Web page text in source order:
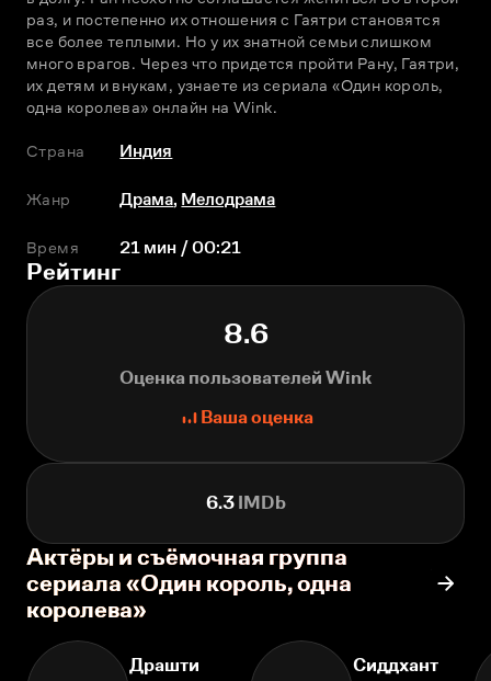
раз, и постепенно их отношения с Гаятри становятся
все более теплыми. Но у их знатной семьи слишком
много врагов. Через что придется пройти Рану, Гаятри,
их детям и внукам, узнаете из сериала «Один король,
одна королева» онлайн на Wink.
Страна Индия
Жанр Драма, Мелодрама
Время 21 мин / 00:21
Рейтинг
8.6
Оценка пользователей Wink
Ваша оценка
6.3IMDb
Актёры и съёмочная группа
сериала «Один король, одна
королева»
Драшти
Сиддхант